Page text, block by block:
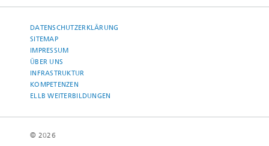
DATENSCHUTZERKLÄRUNG
SITEMAP
IMPRESSUM
ÜBER UNS
INFRASTRUKTUR
KOMPETENZEN
ELLB WEITERBILDUNGEN
© 2026